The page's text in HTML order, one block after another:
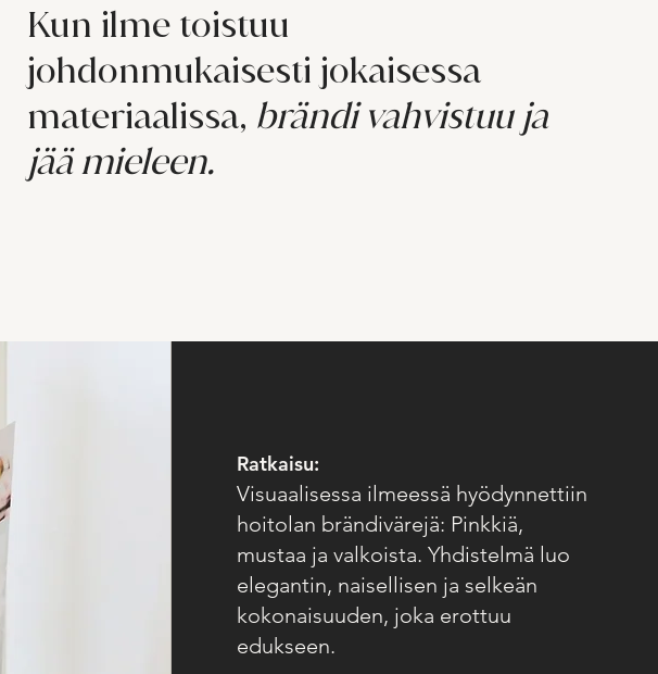
Kun ilme toistuu
johdonmukaisesti jokaisessa
materiaalissa, brändi vahvistuu ja
jää mieleen.
Ratkaisu:
Visuaalisessa ilmeessä hyödynnettiin
hoitolan brändivärejä: Pinkkiä,
mustaa ja valkoista. Yhdistelmä luo
elegantin, naisellisen ja selkeän
kokonaisuuden, joka erottuu
edukseen.